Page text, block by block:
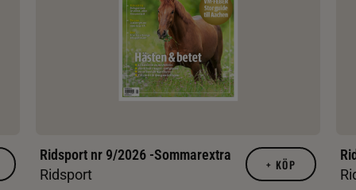
Ridsport nr 9/2026 -Sommarextra
Ridsport
+ KÖP